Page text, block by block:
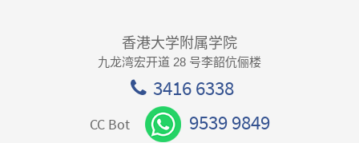
香港大学附属学院
九龙湾宏开道 28 号李韶伉俪楼
3416 6338
CC Bot 9539 9849